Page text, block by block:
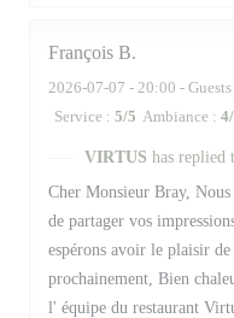
François B
2026-07-07 - 20:00 - Guests
Service : 5/5 Ambiance : 4
VIRTUS has replied
Cher Monsieur Bray,
de partager vos
espérons avoir le plaisir
prochainement, Bien
l' équipe du restaurant